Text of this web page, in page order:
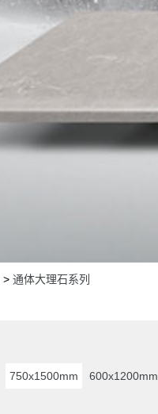
> 通体大理石系列
750x1500mm 600x1200mm